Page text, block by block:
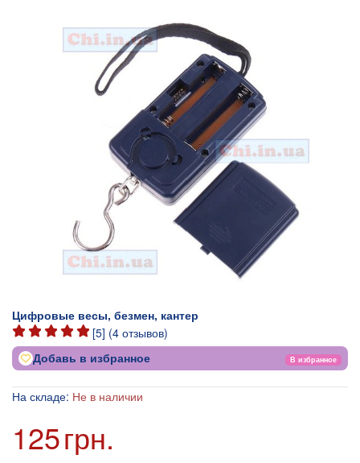
Цифровые весы, безмен, кантер
[5] (4 отзывов)
Добавь в избранное В избранное
На складе: Не в наличии
125грн.